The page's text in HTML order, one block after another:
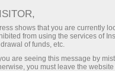
Cours de
shows that you are currently
from using the services of
of funds, etc.
are seeing this message by
you must leave the